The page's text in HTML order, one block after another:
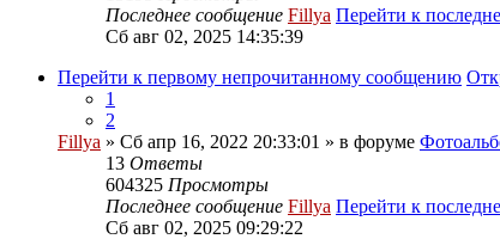
Последнее сообщение Fillya Перейти к
Сб авг 02, 2025 14:35:39
Перейти к первому непрочитанному сообщению
1
2
Fillya » Сб апр 16, 2022 20:33:01 » в форуме
13 Ответы
604325 Просмотры
Последнее сообщение Fillya Перейти к
Сб авг 02, 2025 09:29:22